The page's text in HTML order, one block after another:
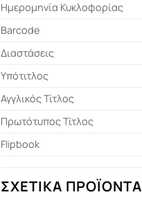
Ημερομηνία Κυκλοφορίας
Barcode
Διαστάσεις
Υπότιτλος
Αγγλικός Τίτλος
Πρωτότυπος Τίτλος
Flipbook
ΣΧΕΤΙΚΆ ΠΡΟΪΌΝΤΑ